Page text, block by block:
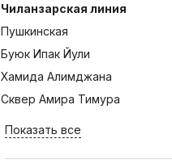
Чиланзарская линия
Пушкинская
Буюк Ипак Йули
Хамида Алимджана
Сквер Амира Тимура
Показать все